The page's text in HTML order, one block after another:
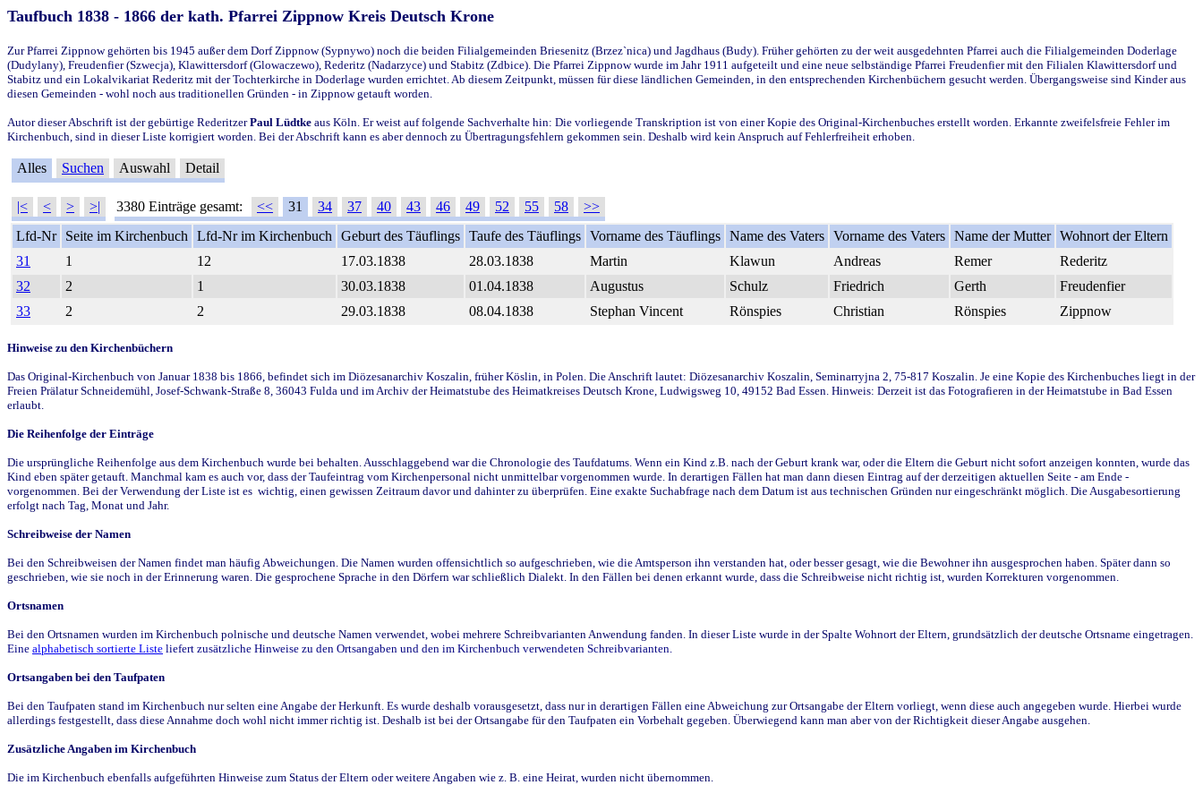
Taufbuch 1838 - 1866 der kath. Pfarrei Zippnow Kreis Deutsch Krone
Zur Pfarrei Zippnow gehörten bis 1945 außer dem Dorf Zippnow (Sypnywo) noch die beiden Filialgemeinden Briesenitz (Brzez`nica) und Jagdhaus (Budy). Früher gehörten zu der weit ausgedehnten Pfarrei auch die Filialgemeinden Doderlage
(Dudylany), Freudenfier (Szwecja), Klawittersdorf (Glowaczewo), Rederitz (Nadarzyce) und Stabitz (Zdbice). Die Pfarrei Zippnow wurde im Jahr 1911 aufgeteilt und eine neue selbständige Pfarrei Freudenfier mit den Filialen Klawittersdorf und
Stabitz und ein Lokalvikariat Rederitz mit der Tochterkirche in Doderlage wurden errichtet. Ab diesem Zeitpunkt, müssen für diese ländlichen Gemeinden, in den entsprechenden Kirchenbüchern gesucht werden. Übergangsweise sind Kinder aus
diesen Gemeinden - wohl noch aus traditionellen Gründen - in Zippnow getauft worden.
Autor dieser Abschrift ist der gebürtige RederitzerPaul Lüdtke aus Köln. Er weist auf folgende Sachverhalte hin: Die vorliegende Transkription ist von einer Kopie des Original-Kirchenbuches erstellt worden. Erkannte zweifelsfreie Fehler im
Kirchenbuch, sind in dieser Liste korrigiert worden. Bei der Abschrift kann es aber dennoch zu Übertragungsfehlern gekommen sein. Deshalb wird kein Anspruch auf Fehlerfreiheit erhoben.
Alles Suchen Auswahl Detail
|< < > >| 3380 Einträge gesamt: << 31 34 37 40 43 46 49 52 55 58
>>
Lfd-Nr
Seite im Kirchenbuch Lfd-Nr im Kirchenbuch Geburt des Täuflings Taufe des Täuflings Vorname des Täuflings Name des Vaters Vorname des Vaters Name der Mutter Wohnort der Eltern
31
1 12 17.03.1838 28.03.1838 Martin Klawun Andreas Remer
Rederitz
32
2 1 30.03.1838 01.04.1838 Augustus Schulz Friedrich Gerth
Freudenfier
33
2 2 29.03.1838 08.04.1838 Stephan Vincent Rönspies Christian Rönspies Zippnow
Hinweise zu den Kirchenbüchern
Das Original-Kirchenbuch von Januar 1838 bis 1866, befindet sich im Diözesanarchiv Koszalin, früher Köslin, in Polen. Die Anschrift lautet: Diözesanarchiv Koszalin, Seminarryjna 2, 75-817 Koszalin. Je eine Kopie des Kirchenbuches liegt in der
Freien Prälatur Schneidemühl, Josef-Schwank-Straße 8, 36043 Fulda und im Archiv der Heimatstube des Heimatkreises Deutsch Krone, Ludwigsweg 10, 49152 Bad Essen. Hinweis: Derzeit ist das Fotografieren in der Heimatstube in Bad Essen
erlaubt.
Die Reihenfolge der Einträge
Die ursprüngliche Reihenfolge aus dem Kirchenbuch wurde bei behalten. Ausschlaggebend war die Chronologie des Taufdatums. Wenn ein Kind z.B. nach der Geburt krank war, oder die Eltern die Geburt nicht sofort anzeigen konnten, wurde das
Kind eben später getauft. Manchmal kam es auch vor, dass der Taufeintrag vom Kirchenpersonal nicht unmittelbar vorgenommen wurde. In derartigen Fällen hat man dann diesen Eintrag auf der derzeitigen aktuellen Seite - am Ende -
vorgenommen. Bei der Verwendung der Liste ist es wichtig, einen gewissen Zeitraum davor und dahinter zu überprüfen. Eine exakte Suchabfrage nach dem Datum ist aus technischen Gründen nur eingeschränkt möglich. Die Ausgabesortierung
erfolgt nach Tag, Monat und Jahr.
Schreibweise der Namen
Bei den Schreibweisen der Namen findet man häufig Abweichungen. Die Namen wurden offensichtlich so aufgeschrieben, wie die Amtsperson ihn verstanden hat, oder besser gesagt, wie die Bewohner ihn ausgesprochen haben. Später dann so
geschrieben, wie sie noch in der Erinnerung waren. Die gesprochene Sprache in den Dörfern war schließlich Dialekt. In den Fällen bei denen erkannt wurde, dass die Schreibweise nicht richtig ist, wurden Korrekturen vorgenommen.
Ortsnamen
Bei den Ortsnamen wurden im Kirchenbuch polnische und deutsche Namen verwendet, wobei mehrere Schreibvarianten Anwendung fanden. In dieser Liste wurde in der Spalte Wohnort der Eltern, grundsätzlich der deutsche Ortsname eingetragen.
Eine alphabetisch sortierte Liste liefert zusätzliche Hinweise zu den Ortsangaben und den im Kirchenbuch verwendeten Schreibvarianten.
Ortsangaben bei den Taufpaten
Bei den Taufpaten stand im Kirchenbuch nur selten eine Angabe der Herkunft. Es wurde deshalb vorausgesetzt, dass nur in derartigen Fällen eine Abweichung zur Ortsangabe der Eltern vorliegt, wenn diese auch angegeben wurde. Hierbei wurde
allerdings festgestellt, dass diese Annahme doch wohl nicht immer richtig ist. Deshalb ist bei der Ortsangabe für den Taufpaten ein Vorbehalt gegeben. Überwiegend kann man aber von der Richtigkeit dieser Angabe ausgehen.
Zusätzliche Angaben im Kirchenbuch
Die im Kirchenbuch ebenfalls aufgeführten Hinweise zum Status der Eltern oder weitere Angaben wie z. B. eine Heirat, wurden nicht übernommen.